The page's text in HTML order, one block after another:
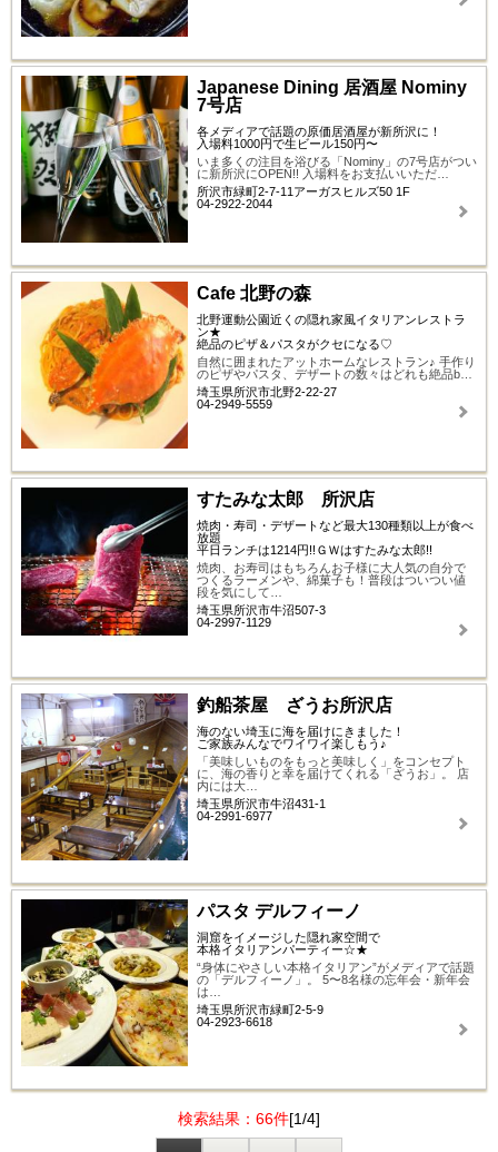
Japanese Dining 居酒屋 Nominy
7号店
各メディアで話題の原価居酒屋が新所沢に！
入場料1000円で生ビール150円〜
いま多くの注目を浴びる「Nominy」の7号店がつい
に新所沢にOPEN!! 入場料をお支払いいただ…
所沢市緑町2-7-11アーガスヒルズ50 1F
04-2922-2044
Cafe 北野の森
北野運動公園近くの隠れ家風イタリアンレストラ
ン★
絶品のピザ＆パスタがクセになる♡
自然に囲まれたアットホームなレストラン♪ 手作り
のピザやパスタ、デザートの数々はどれも絶品b…
埼玉県所沢市北野2-22-27
04-2949-5559
すたみな太郎 所沢店
焼肉・寿司・デザートなど最大130種類以上が食べ
放題
平日ランチは1214円!!ＧＷはすたみな太郎!!
焼肉、お寿司はもちろんお子様に大人気の自分で
つくるラーメンや、綿菓子も！普段はついつい値
段を気にして…
埼玉県所沢市牛沼507-3
04-2997-1129
釣船茶屋 ざうお所沢店
海のない埼玉に海を届けにきました！
ご家族みんなでワイワイ楽しもう♪
「美味しいものをもっと美味しく」をコンセプト
に、海の香りと幸を届けてくれる「ざうお」。 店
内には大…
埼玉県所沢市牛沼431-1
04-2991-6977
パスタ デルフィーノ
洞窟をイメージした隠れ家空間で
本格イタリアンパーティー☆★
“身体にやさしい本格イタリアン”がメディアで話題
の「デルフィーノ」。 5〜8名様の忘年会・新年会
は…
埼玉県所沢市緑町2-5-9
04-2923-6618
検索結果：66件[1/4]